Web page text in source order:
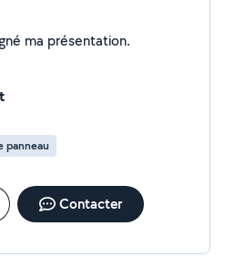
Je n'ai pas encore renseigné ma présentation.
panneau
Contacter